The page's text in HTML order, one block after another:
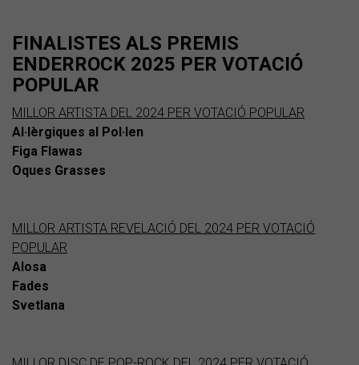
FINALISTES ALS PREMIS
ENDERROCK 2025 PER VOTACIÓ
POPULAR
MILLOR ARTISTA DEL 2024 PER VOTACIÓ POPULAR
Al·lèrgiques al Pol·len
Figa Flawas
Oques Grasses
MILLOR ARTISTA REVELACIÓ DEL 2024 PER VOTACIÓ
POPULAR
Alosa
Fades
Svetlana